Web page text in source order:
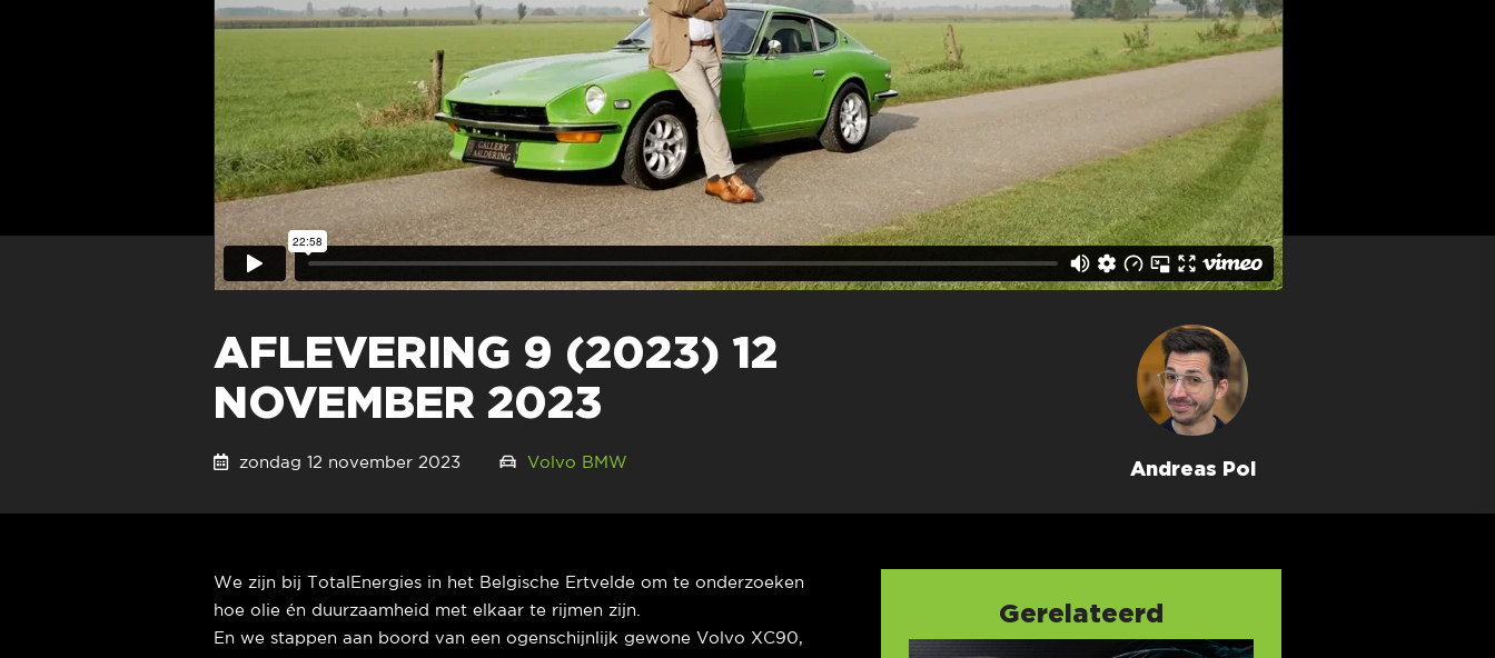
AFLEVERING 9 (2023) 12
NOVEMBER 2023
zondag 12 november 2023 Volvo BMW Andreas Pol
We zijn bij TotalEnergies in het Belgische Ertvelde om te onderzoeken
hoe olie én duurzaamheid met elkaar te rijmen zijn.
En we stappen aan boord van een ogenschijnlijk gewone Volvo XC90,
Gerelateerd